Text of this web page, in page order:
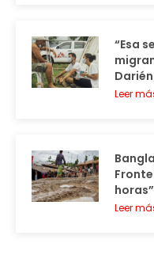
“Esa
Darién
Leer
horas”
Leer